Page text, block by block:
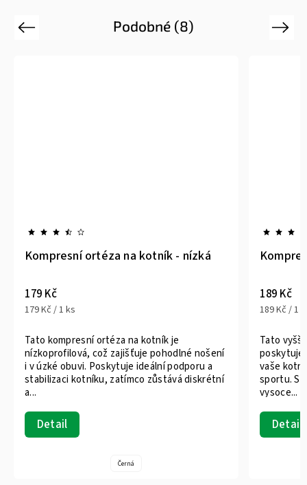
Podobné (8)
Previous
nošení
a
diskrétní
Kompresní ortéza na kotník - vysoká
Tato vyšší kompresní ortéza na kotník
poskytuje maximální podporu a stabilizaci pro
vaše kotníky během intenzivních aktivit nebo
sportu. S výjimečnou úrovní komprese a
Next